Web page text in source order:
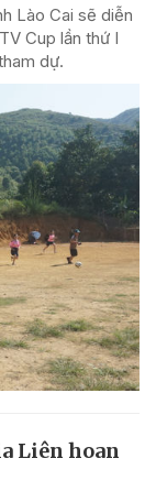
Lào Cai sẽ diễn
Cup lần thứ I
dự.
Liên hoan